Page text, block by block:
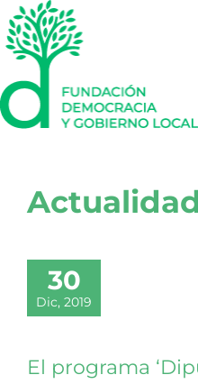
Saltar
al
contenido
30
Dic, 2019
El programa